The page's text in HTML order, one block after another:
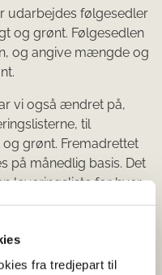
fra tredjepart til
udarbejdes følgesedler
og grønt. Følgesedlen
og angive mængde og
vi også ændret på,
til
grønt. Fremadrettet
på månedlig basis. Det
leveringsliste for hver
eller uddeler frugt og